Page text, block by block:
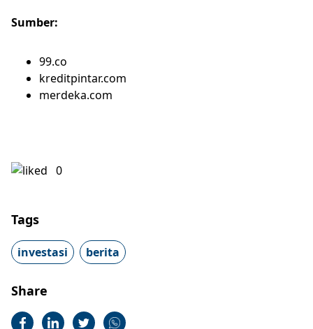
Sumber:
99.co
kreditpintar.com
merdeka.com
0
Tags
investasi berita
Share